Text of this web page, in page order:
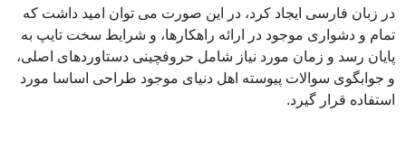
در زبان فارسی ایجاد کرد، در این صورت می توان امید داشت که
تمام و دشواری موجود در ارائه راهکارها، و شرایط سخت تایپ به
پایان رسد و زمان مورد نیاز شامل حروفچینی دستاوردهای اصلی،
و جوابگوی سوالات پیوسته اهل دنیای موجود طراحی اساسا مورد
استفاده قرار گیرد.